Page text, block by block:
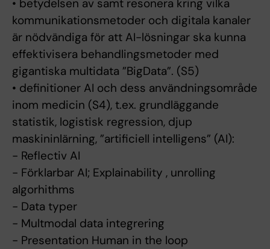
• betydelsen av samt resonera kring vilka
kommunikationsmetoder och digitala kanaler
är nödvändiga för att AI-lösningar ska kunna
effektivisera behandlingsmetoder med
gigantiska multidata ”BigData”. (S5)
• definitioner AI och dess användningsområde
inom medicin (S4), t.ex. grundläggande
statistik, logistisk regression, djup
maskininlärning, ”artificiell intelligens” (AI):
- Reflectiv AI
- Förklarbar AI; Explainability , unrolling
algorhithms
- Data typer
- Multmodal data integrering
- Presentation Human in the loop